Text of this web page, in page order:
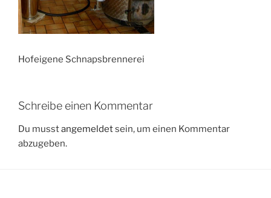
Hofeigene Schnapsbrennerei
Schreibe einen Kommentar
Du musstangemeldetsein, um einen Kommentar
abzugeben.